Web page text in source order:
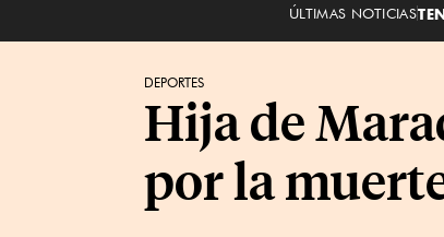
ÚLTIMAS NOTICIAS
DEPORTES
Hija de
por la